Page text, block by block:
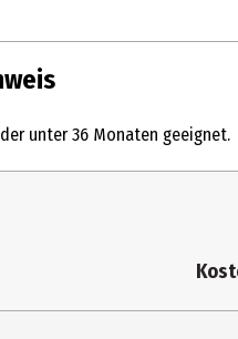
unter 36 Monaten geeignet.